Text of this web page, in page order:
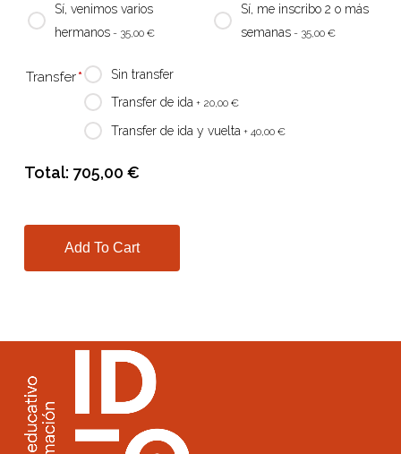
Sí, venimos varios
hermanos - 35,00 €
Sí, me inscribo 2 o más
semanas - 35,00 €
Transfer*
Sin transfer
Transfer de ida + 20,00 €
Transfer de ida y vuelta + 40,00 €
Total: 705,00 €
Add To Cart